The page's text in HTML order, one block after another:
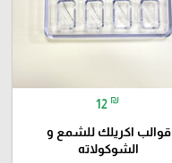
12 ₪
قوالب اكريلك للشمع و
الشوكولاته